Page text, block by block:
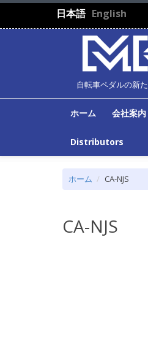
メインコンテンツに移動
日本語 English
自転車ペダルの新
ホーム 会社案内
Distributors
ホーム CA-NJS
CA-NJS